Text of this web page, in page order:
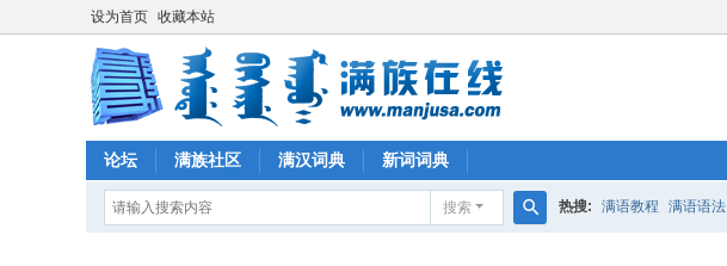
设为首页 收藏本站
论坛 满族社区 满汉词典 新词词典
搜索 热搜: 满语教程 满语语法